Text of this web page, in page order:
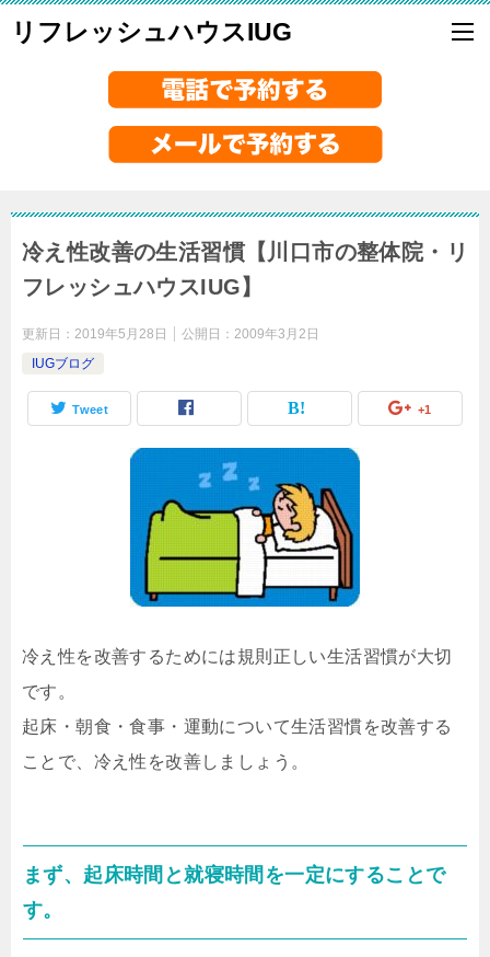
リフレッシュハウスIUG
冷え性改善の生活習慣【川口市の整体院・リ
フレッシュハウスIUG】
更新日： 2019年5月28日 公開日： 2009年3月2日
IUGブログ
Tweet +1
冷え性を改善するためには規則正しい生活習慣が大切
です。
起床・朝食・食事・運動について生活習慣を改善する
ことで、冷え性を改善しましょう。
まず、起床時間と就寝時間を一定にすることで
す。